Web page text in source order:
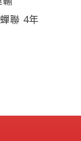
聯 4年